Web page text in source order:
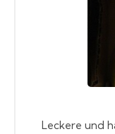
Leckere und